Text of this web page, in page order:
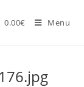
0.00€ Menu